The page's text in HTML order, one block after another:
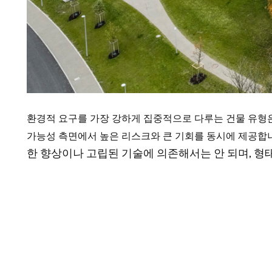
환경적 요구를 가장 강하게 집중적으로 다루는 건물 유
가능성 측면에서 높은 리스크와 큰 기회를 동시에 제공합
한 향상이나 고립된 기술에 의존해서는 안 되며,